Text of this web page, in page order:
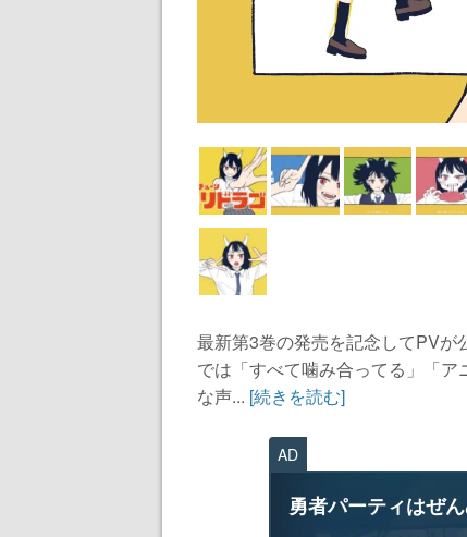
最新第3巻の発売を記念してPV
では「すべて噛み合ってる」「
な声... [続きを読む]
AD
勇者パーティはぜん